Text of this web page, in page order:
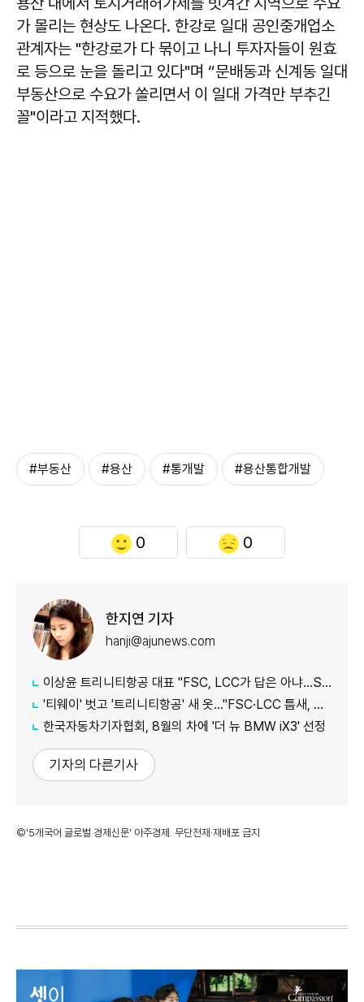
가 몰리는 현상도 나온다. 한강로 일대 공인중개업소
관계자는 "한강로가 다 묶이고 나니 투자자들이 원효
로 등으로 눈을 돌리고 있다"며 “문배동과 신계동 일대
부동산으로 수요가 쏠리면서 이 일대 가격만 부추긴
꼴"이라고 지적했다.
#부동산 #용산 #통개발 #용산통합개발
0 0
한지연 기자
hanji@ajunews.com
이상윤 트리니티항공 대표 "FSC, LCC가 답은 아냐…SSC로 새 수요 창출"
'티웨이' 벗고 '트리니티항공' 새 옷…"FSC·LCC 틈새, SSC 전략으로 공략"
한국자동차기자협회, 8월의 차에 '더 뉴 BMW iX3' 선정
기자의 다른기사
©'5개국어 글로벌 경제신문' 아주경제. 무단전재·재배포 금지